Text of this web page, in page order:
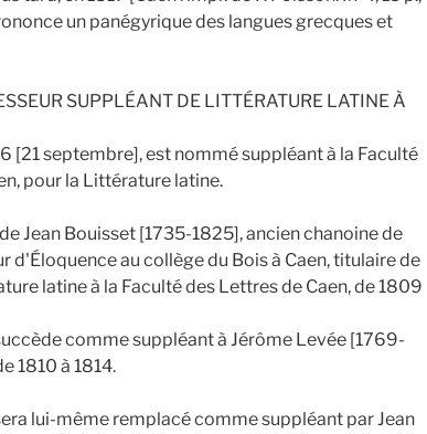
un panégyrique des langues grecques et
SUPPLÉANT DE LITTÉRATURE LATINE À
[21 septembre], est nommé suppléant à la Faculté
pour la Littérature latine.
Jean Bouisset [1735-1825], ancien chanoine de
d'Éloquence au collège du Bois à Caen, titulaire de
latine à la Faculté des Lettres de Caen, de 1809
comme suppléant à Jérôme Levée [1769-
1810 à 1814.
lui-même remplacé comme suppléant par Jean